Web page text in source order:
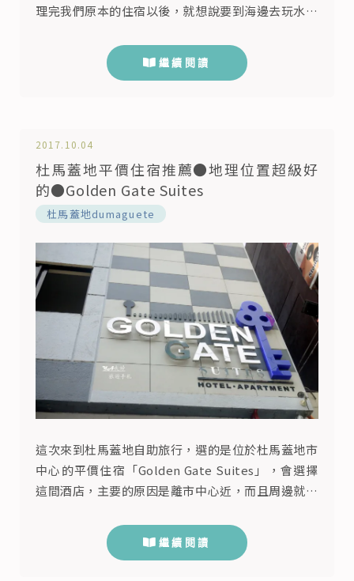
理完我們原本的住宿以後，就想說要到海邊去玩水，
Monica Beach這邊，於是我們4個人就攔了台三輪
車，來到這邊玩水！ Monica Beach莫妮卡海灘 我們
繼續閱讀
2017.10.04
杜馬蓋地平價住宿推薦●地理位置超級好
的●Golden Gate Suites
杜馬蓋地dumaguete
這次來到杜馬蓋地自助旅行，選的是位於杜馬蓋地市
中心的平價住宿「Golden Gate Suites」，會選擇
這間酒店，主要的原因是離市中心近，而且周邊就有
11！(我是個沒有便利商店就不能活的大叔！)
繼續閱讀